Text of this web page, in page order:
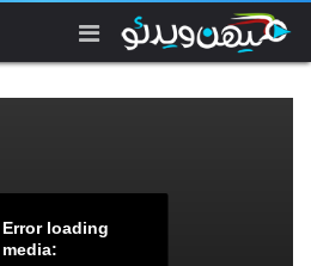
Error loading
media: